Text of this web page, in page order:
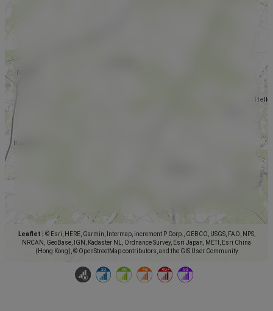
Leaflet
© Esri, HERE, Garmin, Intermap, increment P Corp., GEBCO, USGS, FAO, NPS,
NRCAN, GeoBase, IGN, Kadaster NL, Ordnance Survey, Esri Japan, METI, Esri China
(Hong Kong), © OpenStreetMap contributors, and the GIS User Community